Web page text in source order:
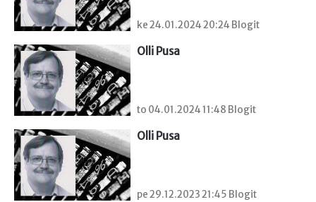
ke 24.01.2024 20:24 Blogit
Olli Pusa
to 04.01.2024 11:48 Blogit
Olli Pusa
pe 29.12.2023 21:45 Blogit